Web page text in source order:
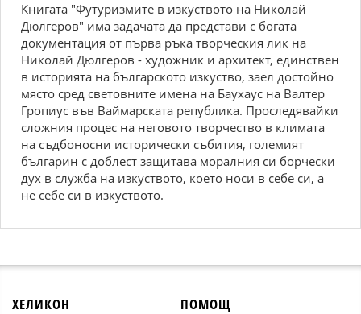
Книгата "Футуризмите в изкуството на Николай
Дюлгеров" има задачата да представи с богата
документация от първа ръка творческия лик на
Николай Дюлгеров - художник и архитект, единствен
в историята на българското изкуство, заел достойно
място сред световните имена на Баухаус на Валтер
Гропиус във Ваймарската република. Проследявайки
сложния процес на неговото творчество в климата
на съдбоносни исторически събития, големият
българин с доблест защитава моралния си борчески
дух в служба на изкуството, което носи в себе си, а
не себе си в изкуството.
ХЕЛИКОН ПОМОЩ